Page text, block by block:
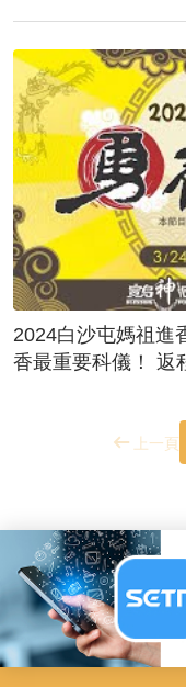
2024白沙屯媽祖進
香最重要科儀！ 返
上一頁